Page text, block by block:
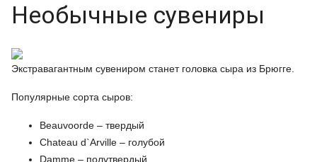
Необычные сувениры
Экстравагантным сувениром станет головка сыра из Брюгге.
Популярные сорта сыров:
Beauvoorde – твердый
Chateau d`Arville – голубой
Damme – полутвердый